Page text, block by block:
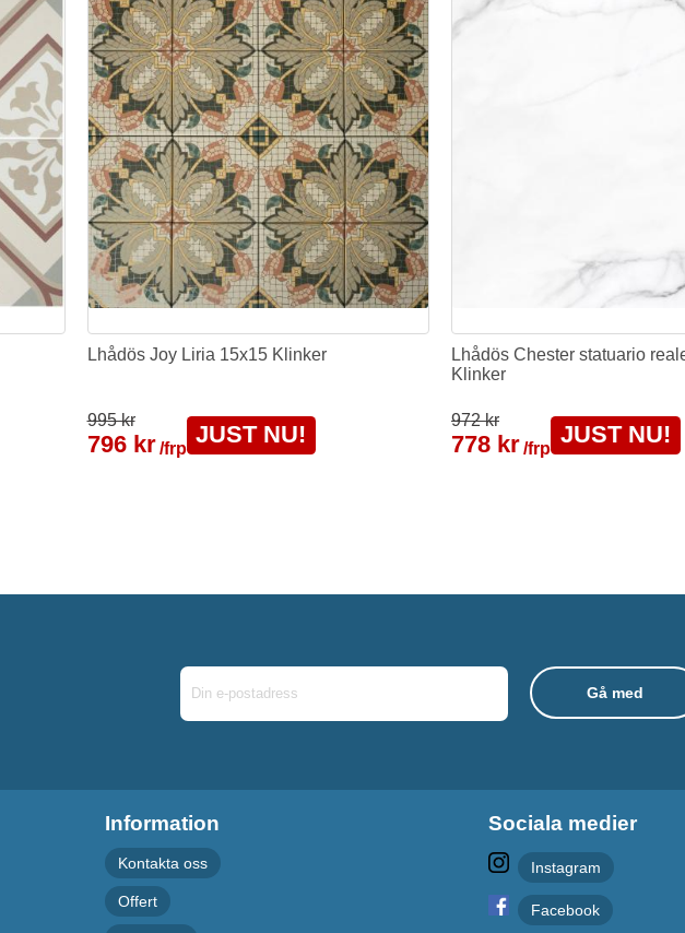
Lhådös Joy Liria 15x15 Klinker
995 kr
796 kr /frp
JUST NU!
Lhådös Chester statuario
Klinker
972 kr
778 kr/frp
JUST NU!
Information
Kontakta oss
Offert
Sociala medier
Instagram
Facebook